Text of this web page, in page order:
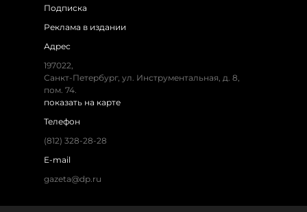
Подписка
Реклама в издании
Адрес
197022,
Санкт-Петербург, ул. Инструментальная, д. 8,
пом. 74.
показать на карте
Телефон
(812) 328-28-28
E-mail
gazeta@dp.ru